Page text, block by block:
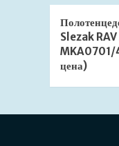
Slezak
MKA0701/
цена)